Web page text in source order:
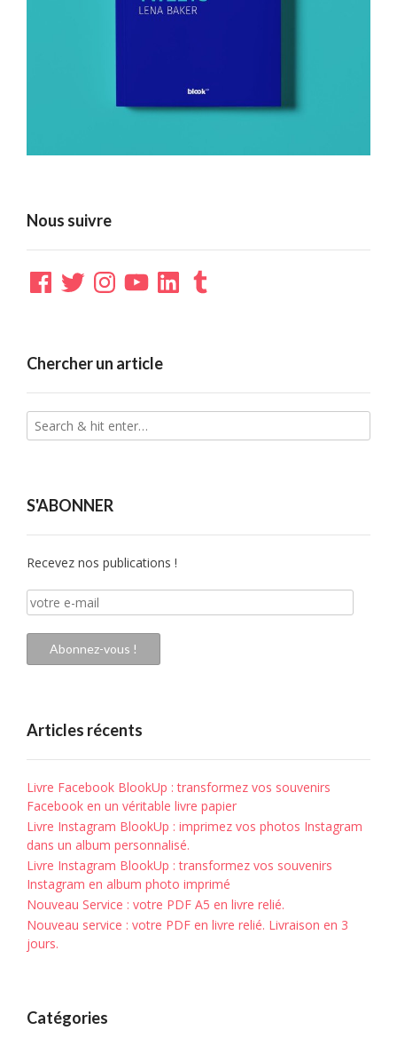
Nous suivre
Facebook
TwitterInstagramYouTubeLinkedInTumblr
Chercher un article
S'ABONNER
Recevez nos publications !
votre
e-
mail
Abonnez-vous !
Articles récents
Livre Facebook BlookUp : transformez vos souvenirs
Facebook en un véritable livre papier
Livre Instagram BlookUp : imprimez vos photos Instagram
dans un album personnalisé.
Livre Instagram BlookUp : transformez vos souvenirs
Instagram en album photo imprimé
Nouveau Service : votre PDF A5 en livre relié.
Nouveau service : votre PDF en livre relié. Livraison en 3
jours.
Catégories